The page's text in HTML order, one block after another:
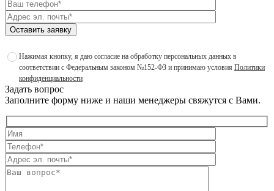
Оставить заявку
Нажимая кнопку, я даю согласие на обработку персональных данных в
соответствии с Федеральным законом №152-ФЗ и принимаю условия Политики
конфиденциальности
Задать вопрос
Заполните форму ниже и наши менеджеры свяжутся с Вами.